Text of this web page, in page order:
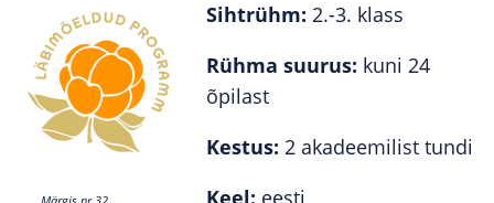
Sihtrühm: 2.-3. klass
Rühma suurus: kuni 24
õpilast
Kestus: 2 akadeemilist tundi
Keel: eesti